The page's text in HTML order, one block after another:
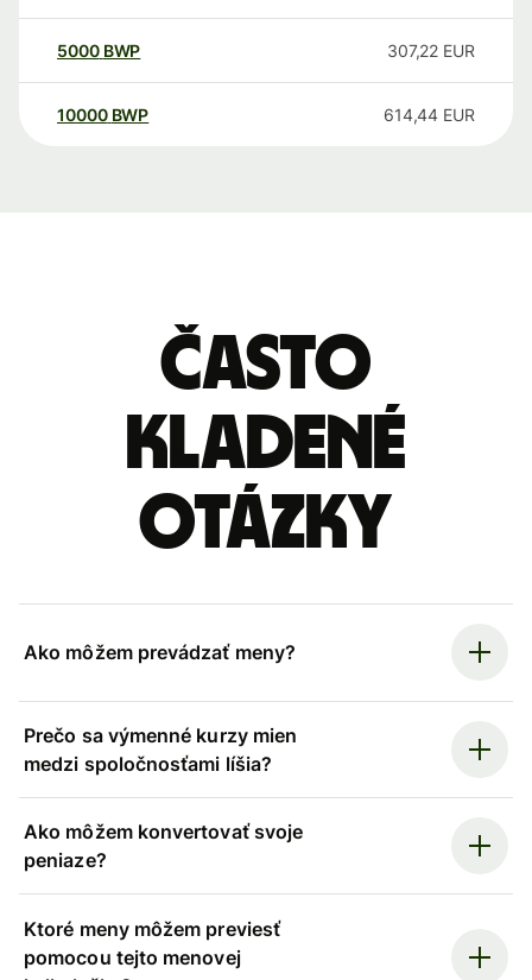
5000 BWP 307,22 EUR
10000 BWP 614,44 EUR
Často
kladené
otázky
Ako môžem prevádzať meny?
Prečo sa výmenné kurzy mien
medzi spoločnosťami líšia?
Ako môžem konvertovať svoje
peniaze?
Ktoré meny môžem previesť
pomocou tejto menovej